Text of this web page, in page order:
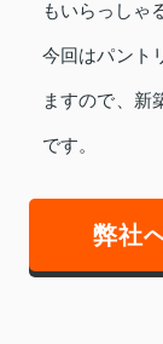
もいらっしゃ
今回はパント
ますので、新
です。
弊社